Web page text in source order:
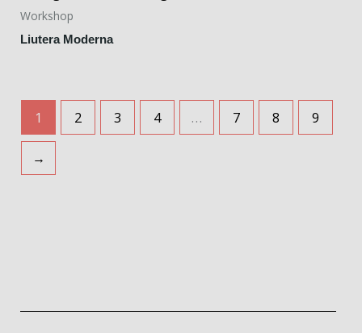
Workshop
Liutera Moderna
1 2 3 4 … 7 8 9
→